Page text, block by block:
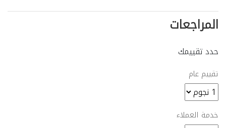
المراجعات
حدد تقييمك
تقييم عام
خدمة العملاء